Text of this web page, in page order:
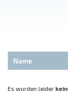
Name
Es wurden leider